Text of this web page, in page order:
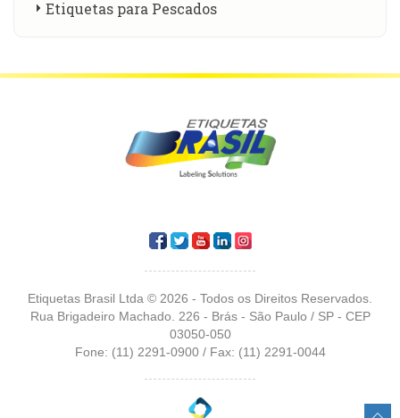
Etiquetas para Pescados
Etiquetas Brasil Ltda © 2026 - Todos os Direitos Reservados.
Rua Brigadeiro Machado. 226 - Brás - São Paulo / SP - CEP
03050-050
Fone: (11) 2291-0900 / Fax: (11) 2291-0044